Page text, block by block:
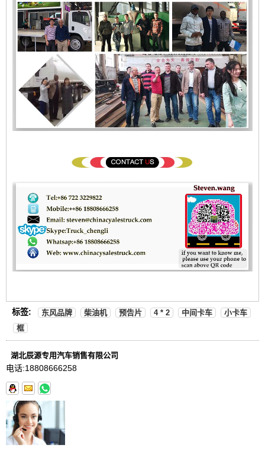
标签: 东风品牌 柴油机 预告片 4 * 2 中间卡车
小卡车
框
湖北辰源专用汽车销售有限公司
电话:18808666258